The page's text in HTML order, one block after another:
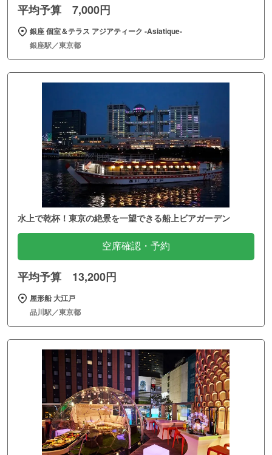
平均予算 7,000円
銀座 個室＆テラス アジアティーク ‐Asiatique‐
銀座駅／東京都
水上で乾杯！東京の絶景を一望できる船上ビアガーデン
空席確認・予約
平均予算 13,200円
屋形船 大江戸
品川駅／東京都